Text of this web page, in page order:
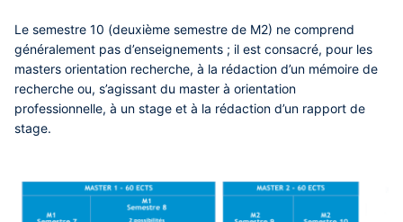
Le semestre 10 (deuxième semestre de M2) ne comprend
généralement pas d’enseignements ; il est consacré, pour les
masters orientation recherche, à la rédaction d’un mémoire de
recherche ou, s’agissant du master à orientation
professionnelle, à un stage et à la rédaction d’un rapport de
stage.